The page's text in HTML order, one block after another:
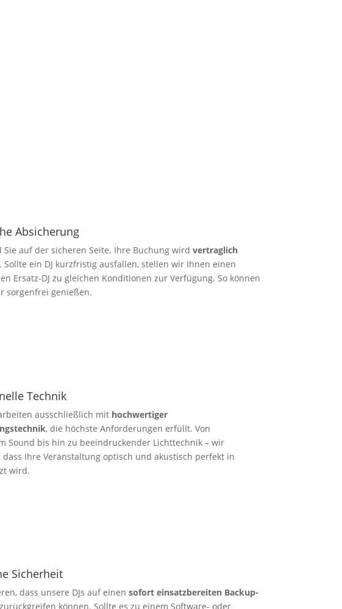
Absicherung
Sie auf der sicheren Seite. Ihre Buchung wird vertraglich
Sollte ein DJ kurzfristig ausfallen, stellen wir Ihnen einen
Ersatz-DJ zu gleichen Konditionen zur Verfügung. So können
sorgenfrei genießen.
Technik
ausschließlich mit hochwertiger
, die höchste Anforderungen erfüllt. Von
Sound bis hin zu beeindruckender Lichttechnik – wir
dass Ihre Veranstaltung optisch und akustisch perfekt in
wird.
Sicherheit
dass unsere DJs auf einen sofort einsatzbereiten Backup-
können. Sollte es zu einem Software- oder